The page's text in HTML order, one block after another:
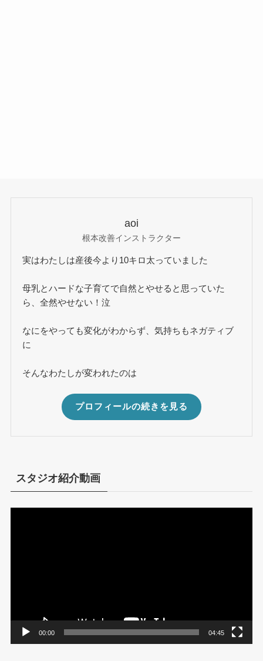
aoi
根本改善インストラクター
実はわたしは産後今より10キロ太っていました
母乳とハードな子育てで自然とやせると思っていた
ら、全然やせない！泣
なにをやっても変化がわからず、気持ちもネガティブ
に
そんなわたしが変われたのは
プロフィールの続きを見る
スタジオ紹介動画
00:00 04:45